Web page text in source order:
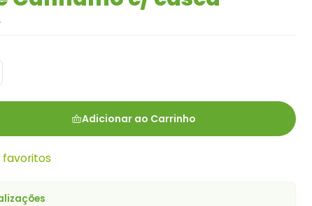
Adicionar ao Carrinho
favoritos